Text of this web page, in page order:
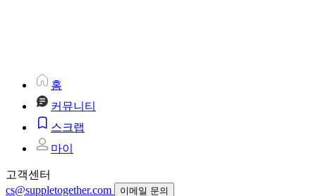
홈
커뮤니티
스크랩
마이
고객센터
cs@suppletogether.com
이메일 문의